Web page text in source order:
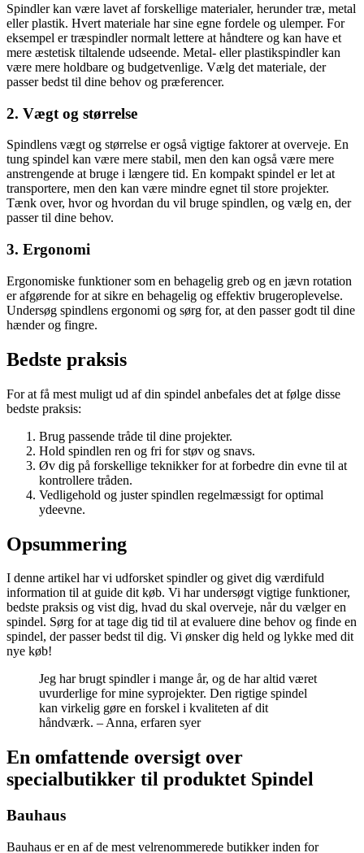
Spindler kan være lavet af forskellige materialer, herunder træ, metal
eller plastik. Hvert materiale har sine egne fordele og ulemper. For
eksempel er træspindler normalt lettere at håndtere og kan have et
mere æstetisk tiltalende udseende. Metal- eller plastikspindler kan
være mere holdbare og budgetvenlige. Vælg det materiale, der
passer bedst til dine behov og præferencer.
2. Vægt og størrelse
Spindlens vægt og størrelse er også vigtige faktorer at overveje. En
tung spindel kan være mere stabil, men den kan også være mere
anstrengende at bruge i længere tid. En kompakt spindel er let at
transportere, men den kan være mindre egnet til store projekter.
Tænk over, hvor og hvordan du vil bruge spindlen, og vælg en, der
passer til dine behov.
3. Ergonomi
Ergonomiske funktioner som en behagelig greb og en jævn rotation
er afgørende for at sikre en behagelig og effektiv brugeroplevelse.
Undersøg spindlens ergonomi og sørg for, at den passer godt til dine
hænder og fingre.
Bedste praksis
For at få mest muligt ud af din spindel anbefales det at følge disse
bedste praksis:
Brug passende tråde til dine projekter.
Hold spindlen ren og fri for støv og snavs.
Øv dig på forskellige teknikker for at forbedre din evne til at
kontrollere tråden.
Vedligehold og juster spindlen regelmæssigt for optimal
ydeevne.
Opsummering
I denne artikel har vi udforsket spindler og givet dig værdifuld
information til at guide dit køb. Vi har undersøgt vigtige funktioner,
bedste praksis og vist dig, hvad du skal overveje, når du vælger en
spindel. Sørg for at tage dig tid til at evaluere dine behov og finde en
spindel, der passer bedst til dig. Vi ønsker dig held og lykke med dit
nye køb!
Jeg har brugt spindler i mange år, og de har altid været
uvurderlige for mine syprojekter. Den rigtige spindel
kan virkelig gøre en forskel i kvaliteten af dit
håndværk. – Anna, erfaren syer
En omfattende oversigt over
specialbutikker til produktet Spindel
Bauhaus
Bauhaus er en af de mest velrenommerede butikker inden for